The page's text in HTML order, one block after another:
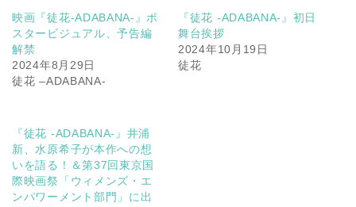
映画『徒花-ADABANA-』ポ
スタービジュアル、予告編
解禁
2024年8月29日
徒花 –ADABANA-
『徒花 -ADABANA-』初日
舞台挨拶
2024年10月19日
徒花
『徒花 -ADABANA-』井浦
新、水原希子が本作への想
いを語る！＆第37回東京国
際映画祭「ウィメンズ・エ
ンパワーメント部門」に出